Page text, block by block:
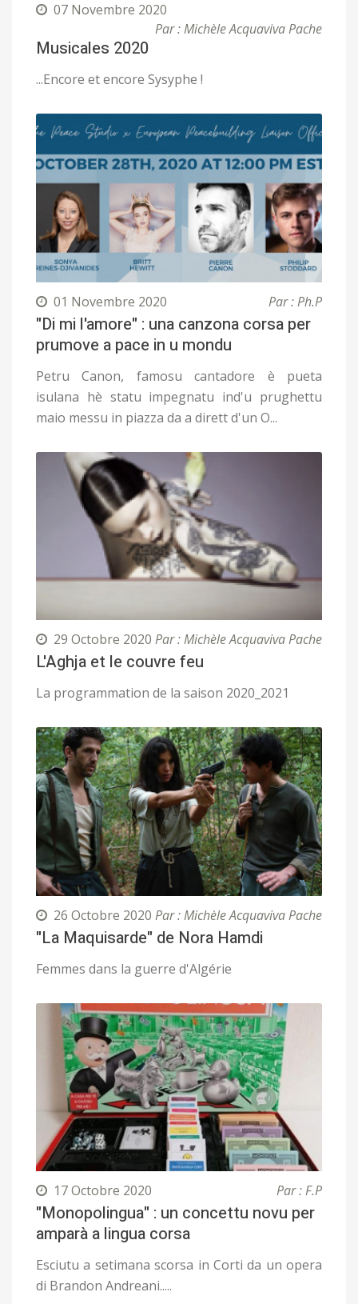
07 Novembre 2020
Par : Michèle Acquaviva Pache
Musicales 2020
...Encore et encore Sysyphe !
01 Novembre 2020 Par : Ph.P
"Di mi l'amore" : una canzona corsa per
prumove a pace in u mondu
Petru Canon, famosu cantadore è pueta
isulana hè statu impegnatu ind'u prughettu
maio messu in piazza da a dirett d'un O...
29 Octobre 2020 Par : Michèle Acquaviva Pache
L'Aghja et le couvre feu
La programmation de la saison 2020_2021
26 Octobre 2020 Par : Michèle Acquaviva Pache
"La Maquisarde" de Nora Hamdi
Femmes dans la guerre d'Algérie
17 Octobre 2020 Par : F.P
"Monopolingua" : un concettu novu per
amparà a lingua corsa
Esciutu a setimana scorsa in Corti da un opera
di Brandon Andreani.....